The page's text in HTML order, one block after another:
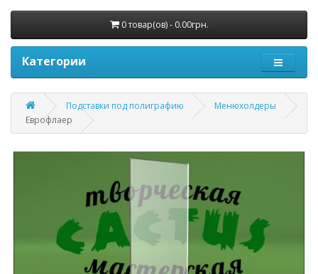
0 товар(ов) - 0.00грн.
Категории
Подставки под полиграфию
Менюхолдеры
Еврофлаер